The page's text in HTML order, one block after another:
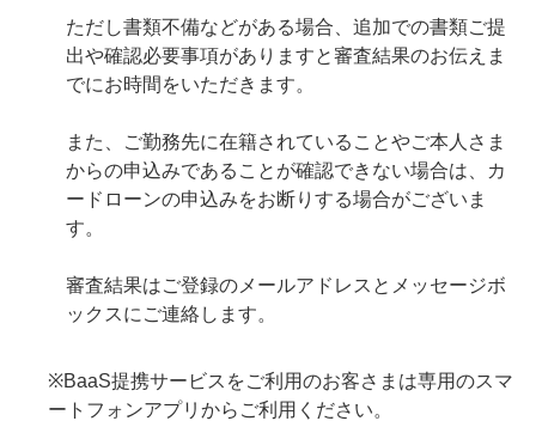
ただし書類不備などがある場合、追加での書類ご提
出や確認必要事項がありますと審査結果のお伝えま
でにお時間をいただきます。
また、ご勤務先に在籍されていることやご本人さま
からの申込みであることが確認できない場合は、カ
ードローンの申込みをお断りする場合がございま
す。
審査結果はご登録のメールアドレスとメッセージボ
ックスにご連絡します。
※BaaS提携サービスをご利用のお客さまは専用のスマ
ートフォンアプリからご利用ください。